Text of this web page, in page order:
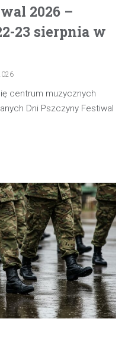
2026 –
23 sierpnia w
centrum muzycznych
Dni Pszczyny Festiwal